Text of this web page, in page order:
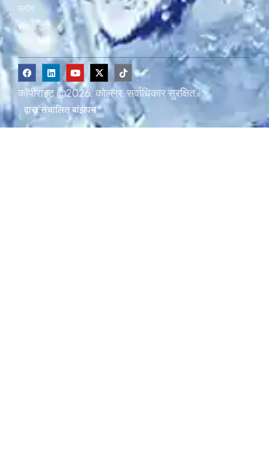
ब्लॉग
संपर्क करें
कॉपीराइट ©2026, कोल्लर. सर्वाधिकार सुरक्षित.
द्वारा संचालित बांझपन